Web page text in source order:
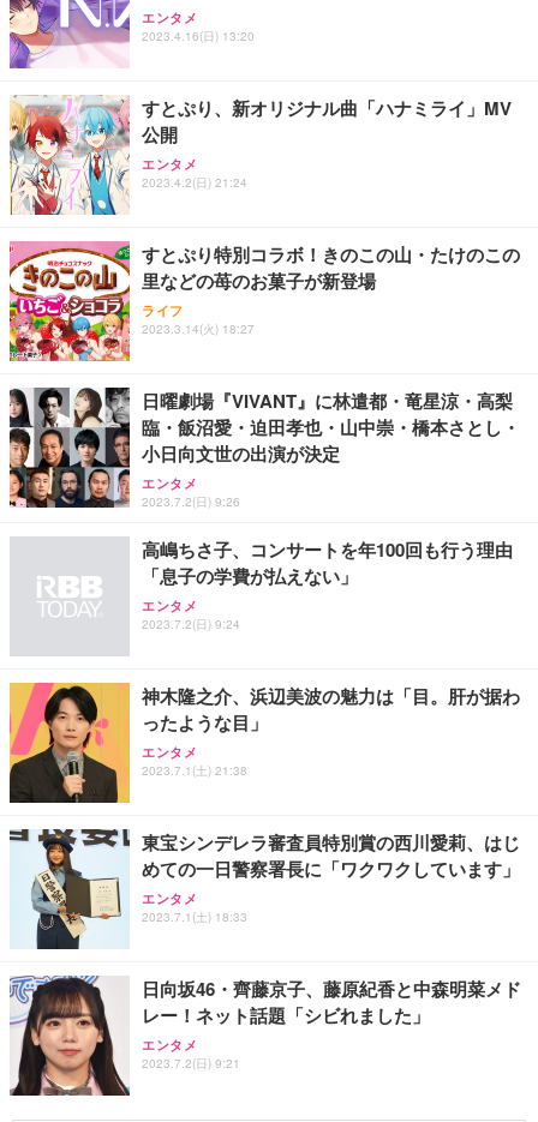
Sezlife オフィスチェア デスクチェア 疲れない テレ
ワーク チェア 強化バックレスト 30度ロッキング機
能 人間工学 椅子 腰サポート 90度跳ね上げ式アーム
ョン PCチェア 通気性メッシュ ゲーミング/勉強/事
務用 おしゃれ パソコンチェア (ブラック)
Sezlife オフィスチェア デスクチェア 疲れない テレ
ワーク チェア 強化バックレスト 30度ロッキング機
能 人間工学 椅子 腰サポート 90度跳ね上げ式アーム
務用 おしゃれ パソコンチェア (ホワイト)
ANDWINT オフィスチェア デスクチェア 肘なし メ
ッシュ 通気性 ランバーサポート付き 腰サポート ガ
ス圧無段階昇降 360度回転 キャスター付き コンパク
【純正品】27"ゲーミングモニター DualSense 充電
フック付き（CFI-ZDM1J）
【整備済み品】Dell E2724HS 27インチ 液晶モニタ
ー フルHD（1920×1080）VA 非光沢 HDMI/DisplayP
ort/VGA スピーカー内蔵 高さ調整 スイベル VESA対
【MiniLED/24.5inch/280Hz/FHD】GRAPHT THE S
HOOTER Gaming Monitor 24” Essential ゲーミン
グモニター QD 24.5インチ 1ms FHD 量子ドット 残
ネオ・ルーライフ ネオ・オムツ L 中型犬用 26枚入
り 単品
Smart Basic(スマートベーシック) 【Amazon.co.jp
限定】 Smart Basic アイリスオーヤマ ペットシーツ
超厚型 お徳用 ワイド 100枚入 (x 1) (ケース販売)
アイリスオーヤマ ペットシーツ 超厚型 お徳用 レギ
ュラー 200枚入【Amazon.co.jp限定】
エンタメ
2023.4.16(日) 13:20
すとぷり、新オリジナル曲「ハナミライ」MV
公開
エンタメ
2023.4.2(日) 21:24
すとぷり特別コラボ！きのこの山・たけのこの
里などの苺のお菓子が新登場
ライフ
2023.3.14(火) 18:27
日曜劇場『VIVANT』に林遣都・竜星涼・高梨
臨・飯沼愛・迫田孝也・山中崇・橋本さとし・
小日向文世の出演が決定
エンタメ
2023.7.2(日) 9:26
高嶋ちさ子、コンサートを年100回も行う理由
「息子の学費が払えない」
エンタメ
2023.7.2(日) 9:24
神木隆之介、浜辺美波の魅力は「目。肝が据わ
ったような目」
エンタメ
2023.7.1(土) 21:38
東宝シンデレラ審査員特別賞の西川愛莉、はじ
めての一日警察署長に「ワクワクしています」
エンタメ
2023.7.1(土) 18:33
日向坂46・齊藤京子、藤原紀香と中森明菜メド
レー！ネット話題「シビれました」
エンタメ
2023.7.2(日) 9:21